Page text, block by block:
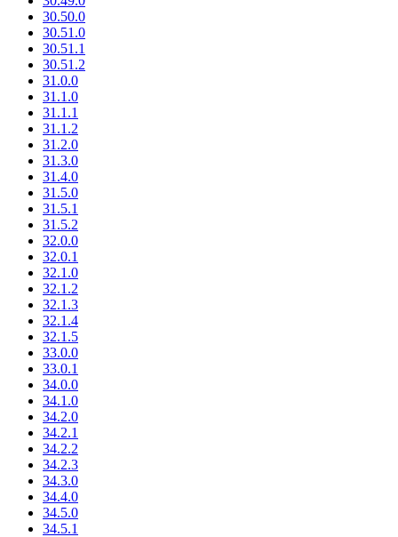
30.50.0
30.51.0
30.51.1
30.51.2
31.0.0
31.1.0
31.1.1
31.1.2
31.2.0
31.3.0
31.4.0
31.5.0
31.5.1
31.5.2
32.0.0
32.0.1
32.1.0
32.1.2
32.1.3
32.1.4
32.1.5
33.0.0
33.0.1
34.0.0
34.1.0
34.2.0
34.2.1
34.2.2
34.2.3
34.3.0
34.4.0
34.5.0
34.5.1